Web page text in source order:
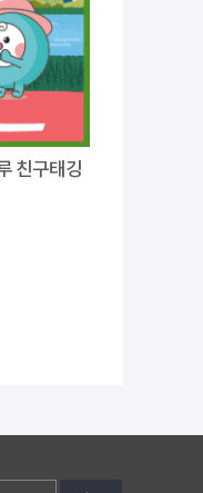
친구태깅